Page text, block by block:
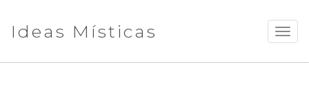
Ideas Místicas